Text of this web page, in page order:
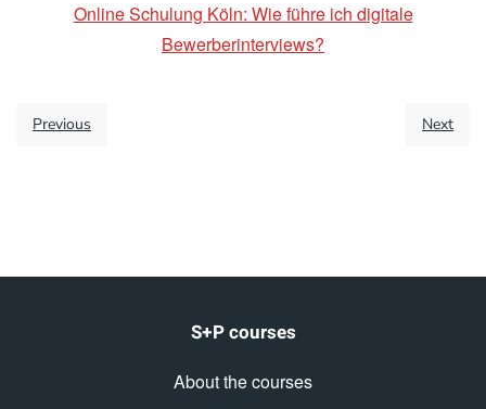
Online Schulung Köln: Wie führe ich digitale
Bewerberinterviews?
Previous Next
S+P courses
About the courses